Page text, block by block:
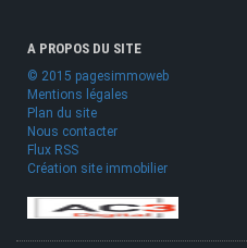
A PROPOS DU SITE
© 2015 pagesimmoweb
Mentions légales
Plan du site
Nous contacter
Flux RSS
Création site immobilier